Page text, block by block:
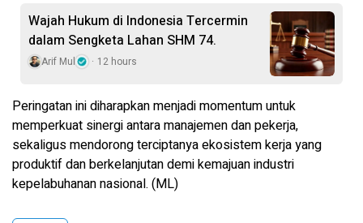
Wajah Hukum di Indonesia Tercermin
dalam Sengketa Lahan SHM 74.
Arif Mul 12 hours
Peringatan ini diharapkan menjadi momentum untuk
memperkuat sinergi antara manajemen dan pekerja,
sekaligus mendorong terciptanya ekosistem kerja yang
produktif dan berkelanjutan demi kemajuan industri
kepelabuhanan nasional. (ML)